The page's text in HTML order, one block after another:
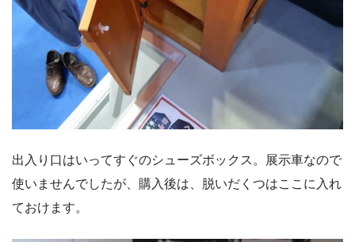
出入り口はいってすぐのシューズボックス。展示車なので
使いませんでしたが、購入後は、脱いだくつはここに入れ
ておけます。